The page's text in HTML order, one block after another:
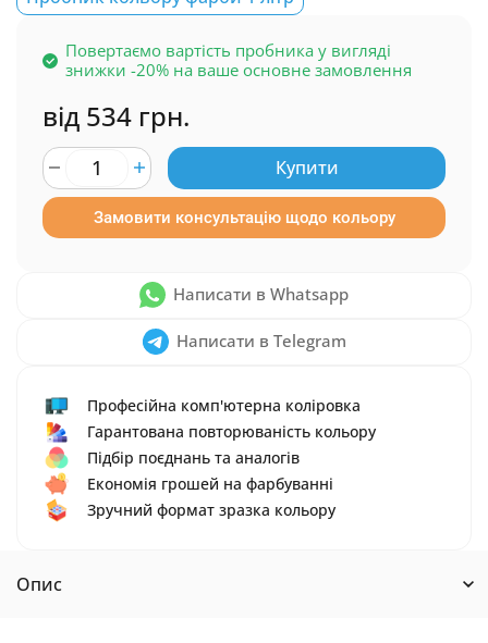
Повертаємо вартість пробника у вигляді
знижки -20% на ваше основне замовлення
від 534 грн.
Купити
Замовити консультацію щодо кольору
Написати в Whatsapp
Написати в Telegram
Професійна комп'ютерна коліровка
Гарантована повторюваність кольору
Підбір поєднань та аналогів
Економія грошей на фарбуванні
Зручний формат зразка кольору
Опис